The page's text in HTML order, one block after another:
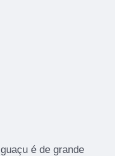
é de grande